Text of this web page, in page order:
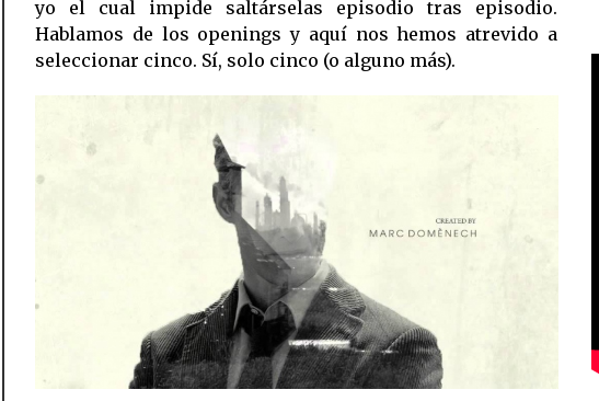
yo el cual impide saltárselas episodio tras episodio.
Hablamos de los openings y aquí nos hemos atrevido a
seleccionar cinco. Sí, solo cinco (o alguno más).